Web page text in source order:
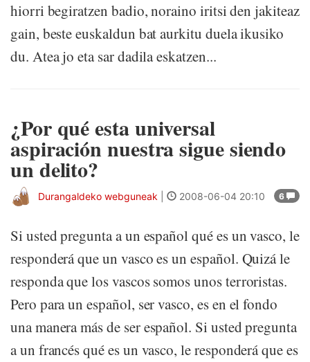
hiorri begiratzen badio, noraino iritsi den jakiteaz
gain, beste euskaldun bat aurkitu duela ikusiko
du. Atea jo eta sar dadila eskatzen...
¿Por qué esta universal
aspiración nuestra sigue siendo
un delito?
6
Durangaldeko webguneak 2008-06-04 20:10
Si usted pregunta a un español qué es un vasco, le
responderá que un vasco es un español. Quizá le
responda que los vascos somos unos terroristas.
Pero para un español, ser vasco, es en el fondo
una manera más de ser español. Si usted pregunta
a un francés qué es un vasco, le responderá que es